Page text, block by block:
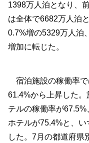
1398万人泊となり、
は全体で6682万人泊
0.7%増の5329万人泊
増加に転じた。
宿泊施設の稼働率で
61.4%から上昇した
テルの稼働率が
ホテルが75.4%と、
した。7月の都道府県